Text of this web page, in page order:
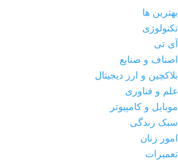
بهترین ها
تکنولوژی
آی تی
اصناف و صنایع
بلاکچین و ارز دیجیتال
علم و فناوری
موبایل و کامپیوتر
سبک زندگی
امور زنان
تعمیرات